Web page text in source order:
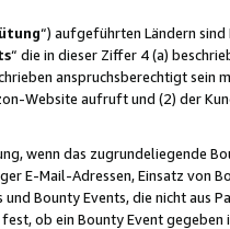
“) aufgeführten Ländern
“ die in dieser Ziffer 4 (a)
anspruchsberechtigt sein
Website aufruft und (2) der
wenn das zugrundeliegende
E-Mail-Adressen, Einsatz von
Bounty Events, die nicht
ob ein Bounty Event